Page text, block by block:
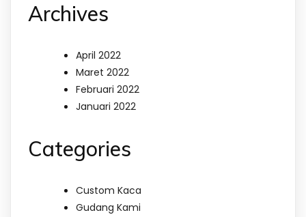
Archives
April 2022
Maret 2022
Februari 2022
Januari 2022
Categories
Custom Kaca
Gudang Kami